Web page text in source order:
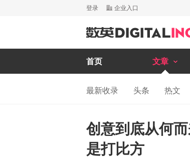
登录 企业入口
首页 文章
最新收录 头条 热文
创意到底从何
是打比方